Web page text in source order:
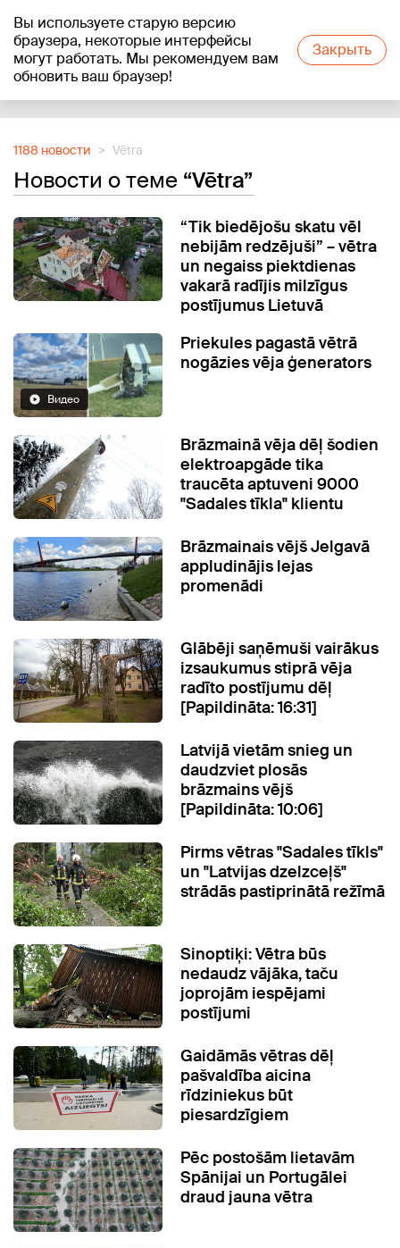
Вы используете старую версию
браузера, некоторые интерфейсы
могут работать. Мы рекомендуем вам
обновить ваш браузер!
Закрыть
+20°C
1188 новости Vētra
Новости о теме “Vētra”
“Tik biedējošu skatu vēl
nebijām redzējuši” – vētra
un negaiss piektdienas
vakarā radījis milzīgus
postījumus Lietuvā
Видео
Priekules pagastā vētrā
nogāzies vēja ģenerators
Brāzmainā vēja dēļ šodien
elektroapgāde tika
traucēta aptuveni 9000
"Sadales tīkla" klientu
Brāzmainais vējš Jelgavā
appludinājis lejas
promenādi
Glābēji saņēmuši vairākus
izsaukumus stiprā vēja
radīto postījumu dēļ
[Papildināta: 16:31]
Latvijā vietām snieg un
daudzviet plosās
brāzmains vējš
[Papildināta: 10:06]
Pirms vētras "Sadales tīkls"
un "Latvijas dzelzceļš"
strādās pastiprinātā režīmā
Sinoptiķi: Vētra būs
nedaudz vājāka, taču
joprojām iespējami
postījumi
Gaidāmās vētras dēļ
pašvaldība aicina
rīdziniekus būt
piesardzīgiem
Pēc postošām lietavām
Spānijai un Portugālei
draud jauna vētra